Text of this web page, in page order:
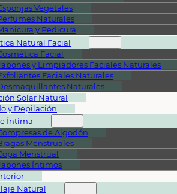
Vegetales
Naturales
y Pedicura
Natural Facial
Facial
y Limpiadores Faciales Naturales
Faciales Naturales
Naturales
Solar Natural
y Depilación
Íntima
de Algodón
Menstruales
Menstrual
Íntimos
Natural